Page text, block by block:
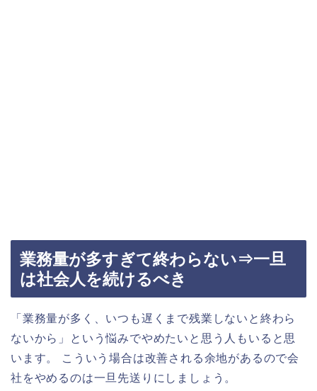
業務量が多すぎて終わらない⇒一旦
は社会人を続けるべき
「業務量が多く、いつも遅くまで残業しないと終わら
ないから」という悩みでやめたいと思う人もいると思
います。 こういう場合は改善される余地があるので会
社をやめるのは一旦先送りにしましょう。